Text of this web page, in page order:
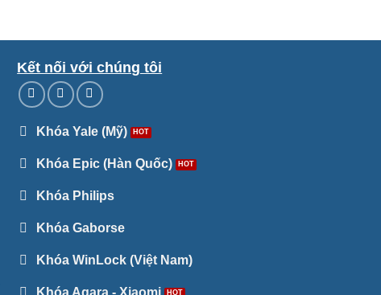
Kết nối với chúng tôi
Khóa Yale (Mỹ)
Khóa Epic (Hàn Quốc)
Khóa Philips
Khóa Gaborse
Khóa WinLock (Việt Nam)